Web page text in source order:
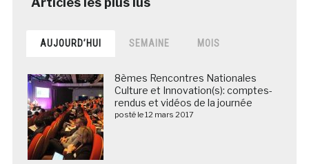
AUJOURD’HUI SEMAINE MOIS
8èmes Rencontres Nationales
Culture et Innovation(s): comptes-
rendus et vidéos de la journée
posté le 12 mars 2017